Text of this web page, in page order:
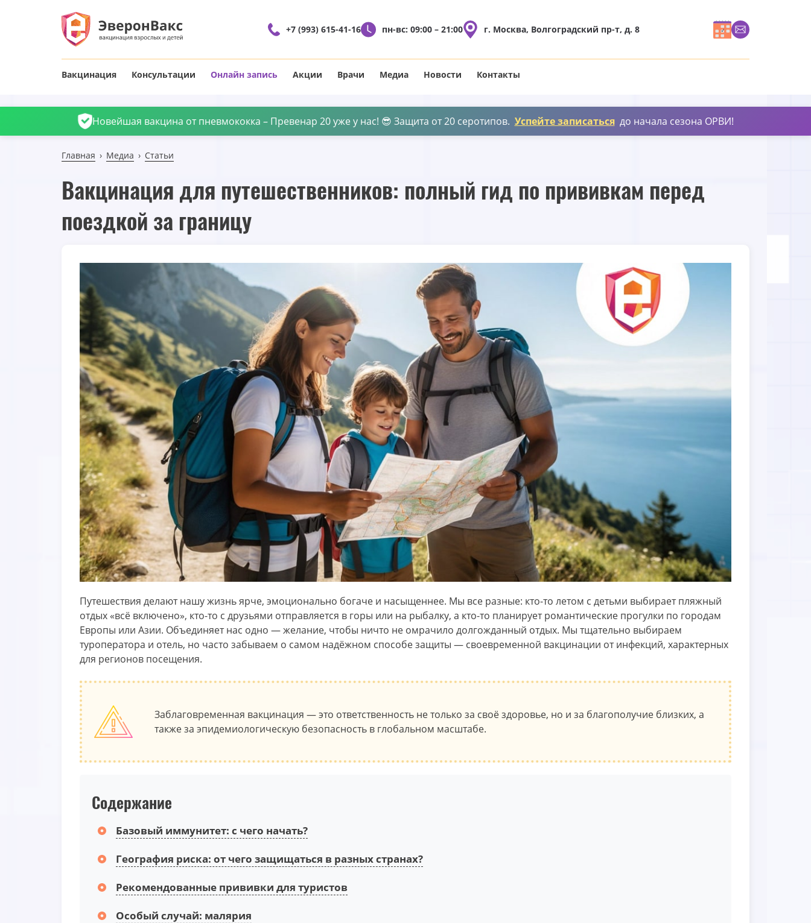
+7 (993) 615-41-16 пн-вс: 09:00 – 21:00 г. Москва, Волгоградский пр-т, д. 8
Вакцинация Консультации Онлайн запись Акции Врачи Медиа Новости Контакты
Новейшая вакцина от пневмококка – Превенар 20 уже у нас! 😎 Защита от 20 серотипов. Успейте записаться до начала сезона ОРВИ!
Главная Медиа Статьи
Вакцинация для путешественников: полный гид по прививкам перед
поездкой за границу
Путешествия делают нашу жизнь ярче, эмоционально богаче и насыщеннее. Мы все разные: кто-то летом с детьми выбирает пляжный
отдых «всё включено», кто-то с друзьями отправляется в горы или на рыбалку, а кто-то планирует романтические прогулки по городам
Европы или Азии. Объединяет нас одно — желание, чтобы ничто не омрачило долгожданный отдых. Мы тщательно выбираем
туроператора и отель, но часто забываем о самом надёжном способе защиты — своевременной вакцинации от инфекций, характерных
для регионов посещения.
Заблаговременная вакцинация — это ответственность не только за своё здоровье, но и за благополучие близких, а
также за эпидемиологическую безопасность в глобальном масштабе.
Содержание
Базовый иммунитет: с чего начать?
География риска: от чего защищаться в разных странах?
Рекомендованные прививки для туристов
Особый случай: малярия